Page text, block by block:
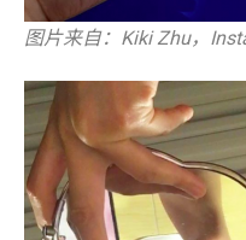
图片来自：Kiki Zhu，